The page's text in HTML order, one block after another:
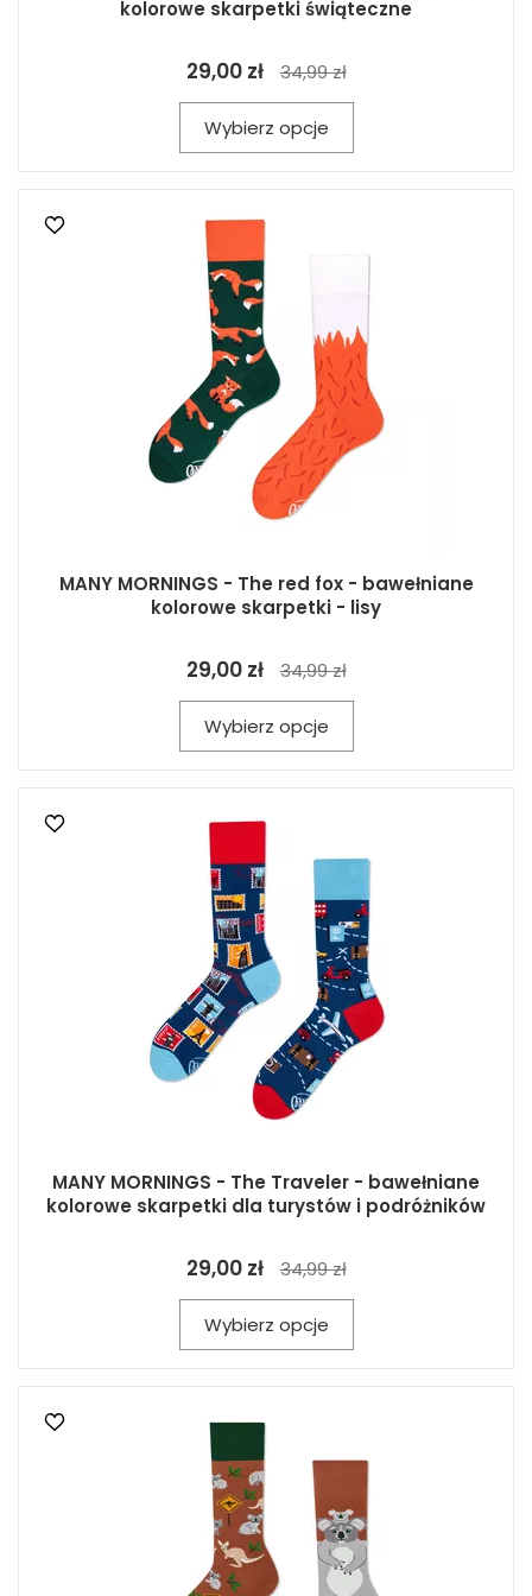
kolorowe skarpetki świąteczne
29,00 zł 34,99 zł
Wybierz opcje
MANY MORNINGS - The red fox - bawełniane
kolorowe skarpetki - lisy
29,00 zł 34,99 zł
Wybierz opcje
MANY MORNINGS - The Traveler - bawełniane
kolorowe skarpetki dla turystów i podróżników
29,00 zł 34,99 zł
Wybierz opcje